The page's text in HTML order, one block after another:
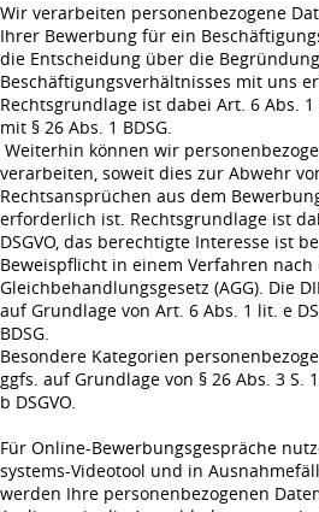
Wir verarbeiten personenbezogene
Ihrer Bewerbung für ein
die Entscheidung über die
Beschäftigungsverhältnisses mit uns
Rechtsgrundlage ist dabei Art. 6 Abs.
mit § 26 Abs. 1 BDSG.
Weiterhin können wir
verarbeiten, soweit dies zur Abwehr
Rechtsansprüchen aus dem
erforderlich ist. Rechtsgrundlage ist
DSGVO, das berechtigte Interesse ist
Beweispflicht in einem Verfahren
Gleichbehandlungsgesetz (AGG). Die
auf Grundlage von Art. 6 Abs. 1 lit. e
BDSG.
Besondere Kategorien
ggfs. auf Grundlage von § 26 Abs. 3 S.
b DSGVO.
Für Online-Bewerbungsgespräche
systems-Videotool und in
werden Ihre personenbezogenen